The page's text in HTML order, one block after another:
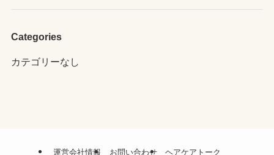
Categories
カテゴリーなし
運営会社情報 お問い合わせ ヘアケアトーク